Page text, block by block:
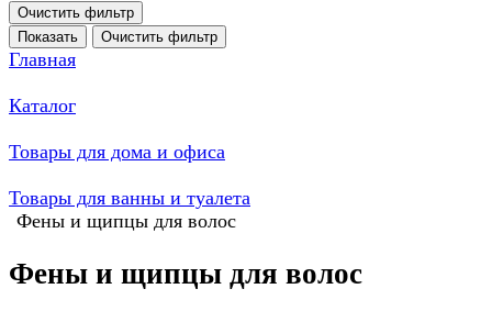
Очистить фильтр
Показать
Очистить фильтр
Главная
Каталог
Товары для дома и офиса
Товары для ванны и туалета
Фены и щипцы для волос
Фены и щипцы для волос